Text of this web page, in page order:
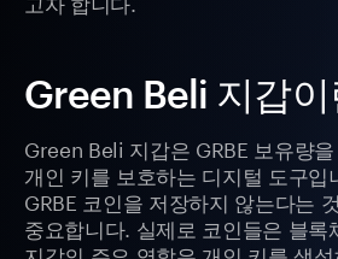
Green Beli 지갑이
Green Beli 지갑은 GRBE 보유량
개인 키를 보호하는 디지털 도구
GRBE 코인을 저장하지 않는다는
중요합니다. 실제로 코인들은 블록